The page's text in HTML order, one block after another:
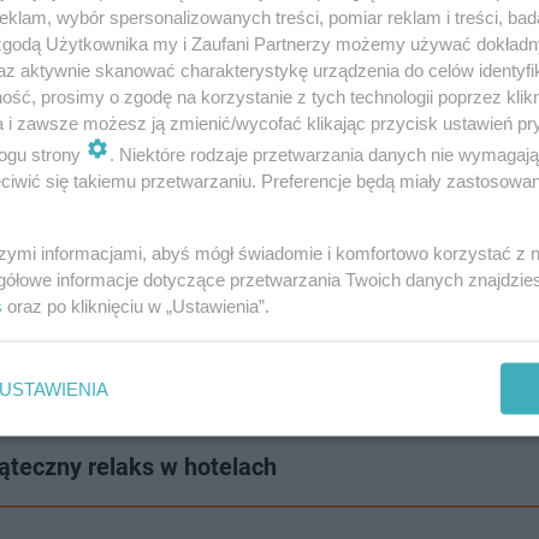
Cabaj , patrolujący ulice Gdyni, natychmiast
pomocy. Zabezpieczyli głowę mężczyzny przed
i monitorowali jego oddech oraz czynności
odzyskał przytomność jeszcze przed przybyciem
podjęli decyzję o przewiezieniu go do szpitala
relaks w hotelach
wybór spersonalizowanych treści, pomiar reklam i treści,
Użytkownika my i Zaufani Partnerzy możemy używać
aktywnie skanować charakterystykę urządzenia do celów
prosimy o zgodę na korzystanie z tych technologii poprzez
i zawsze możesz ją zmienić/wycofać klikając przycisk ustawień
strony
. Niektóre rodzaje przetwarzania danych nie
się takiemu przetwarzaniu. Preferencje będą miały
informacjami, abyś mógł świadomie i komfortowo korzystać z
informacje dotyczące przetwarzania Twoich danych
oraz po kliknięciu w „Ustawienia”.
USTAWIENIA